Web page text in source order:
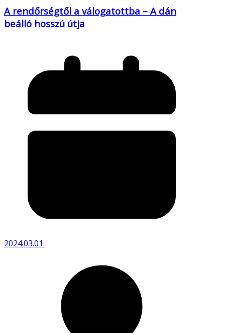
A rendőrségtől a válogatottba – A dán
beálló hosszú útja
2024.03.01.